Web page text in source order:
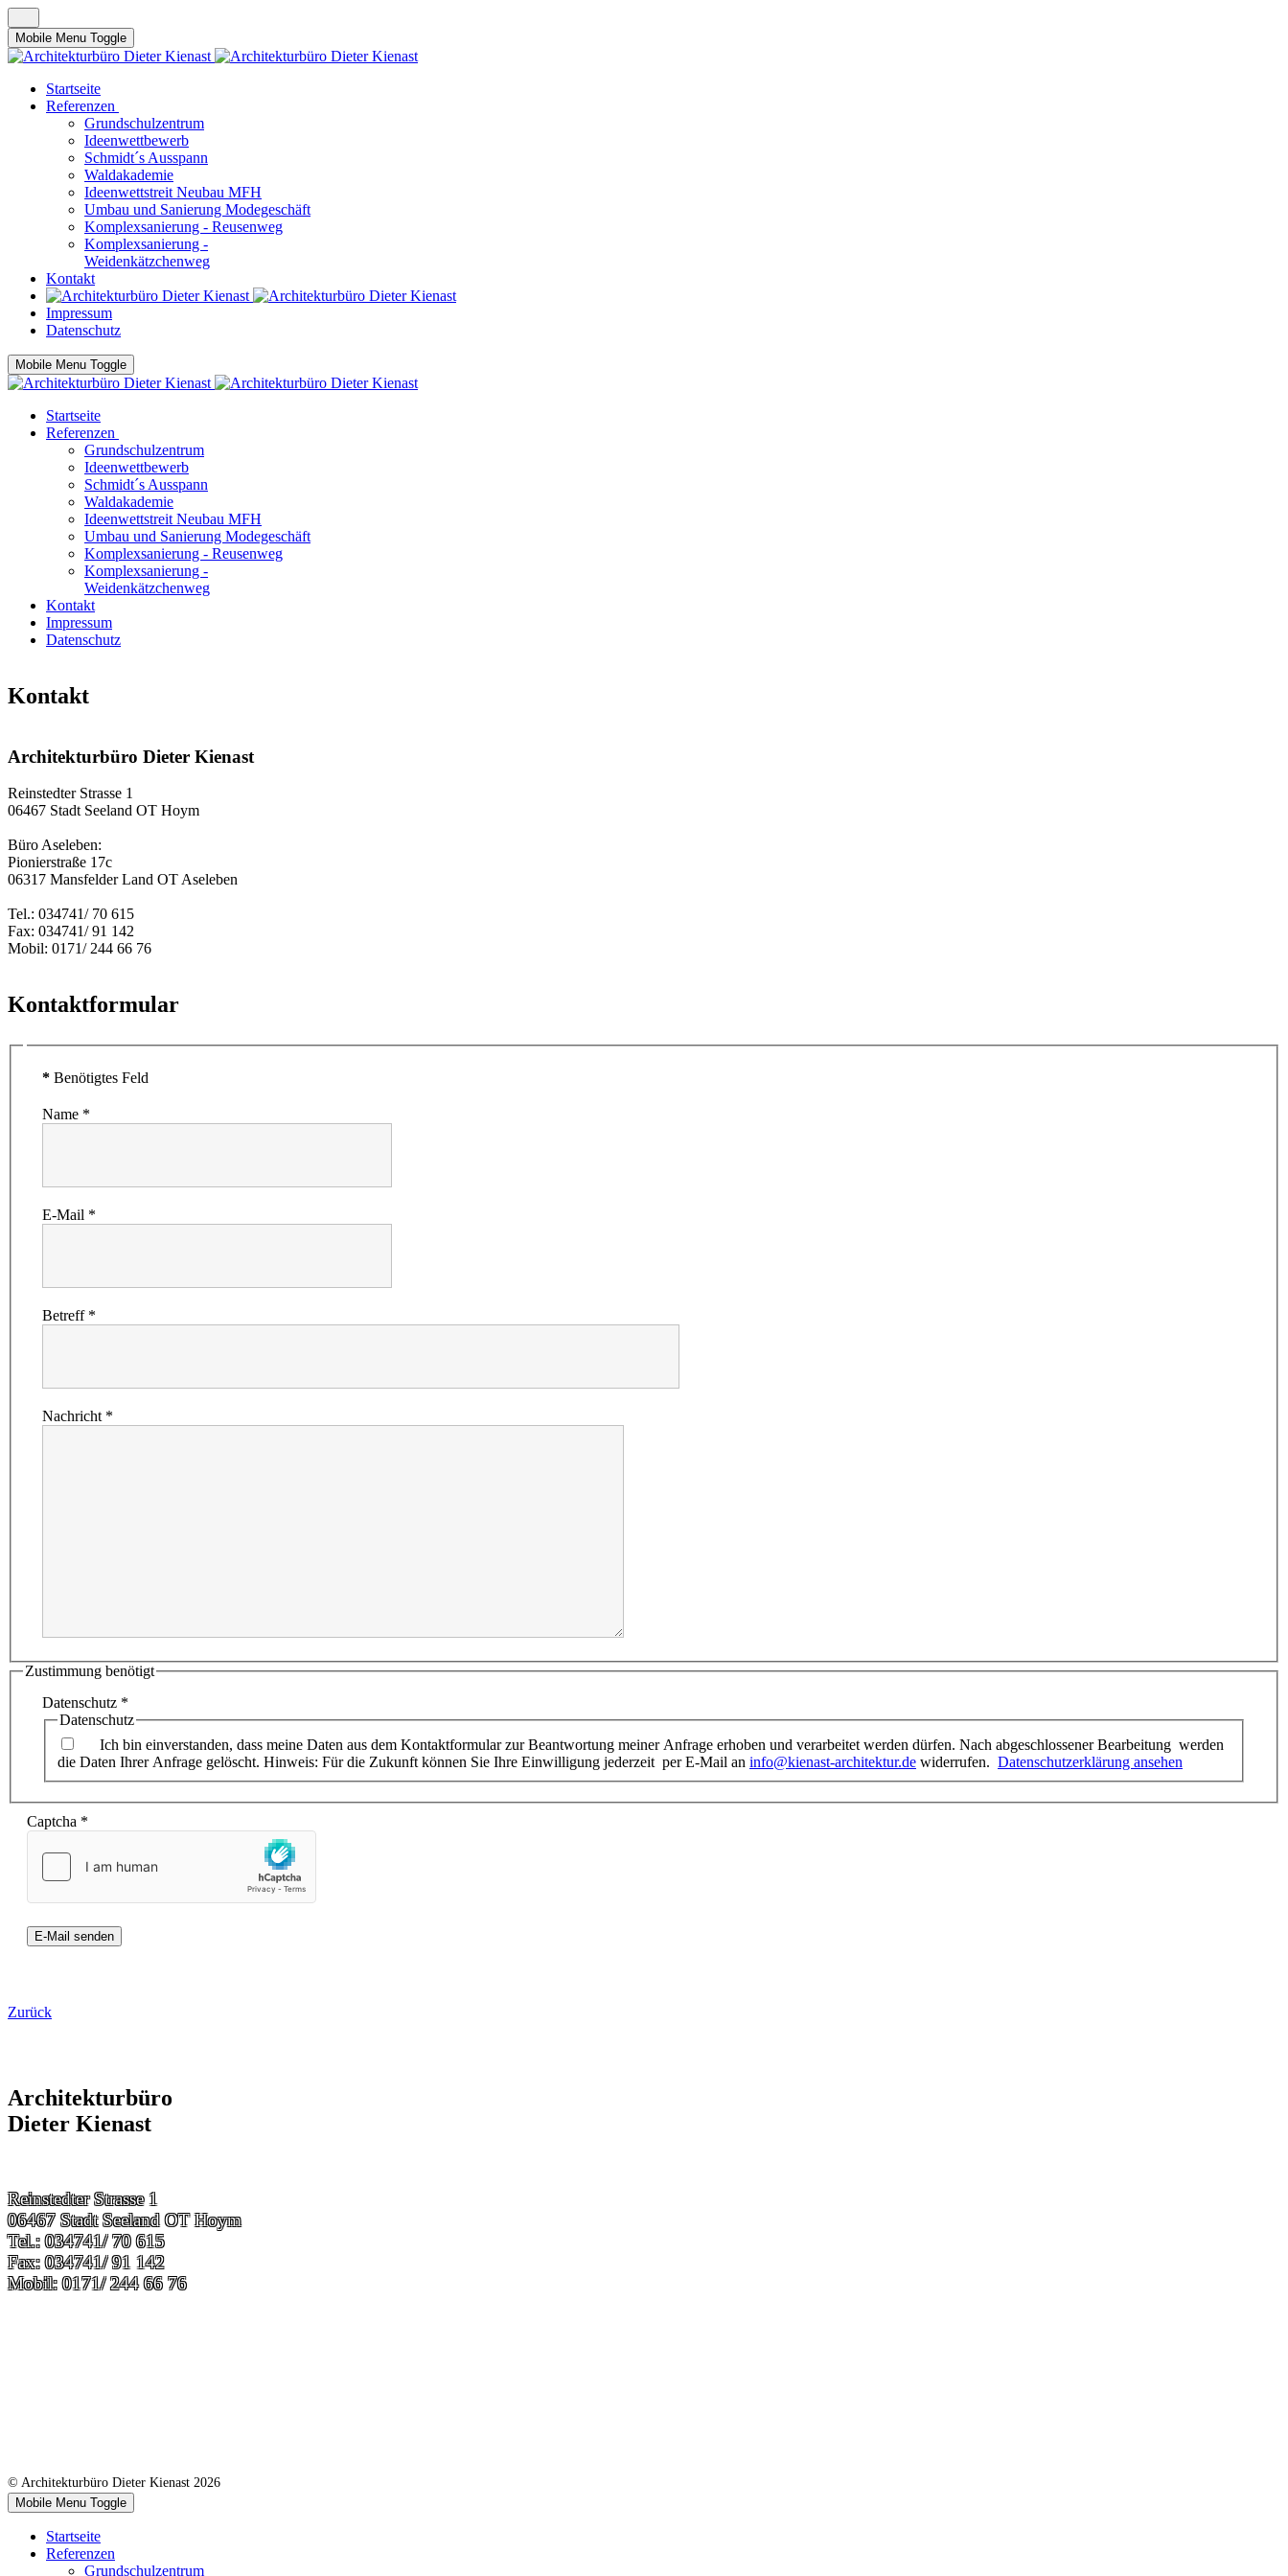
Mobile Menu Toggle
Startseite
Referenzen
Grundschulzentrum
Ideenwettbewerb
Schmidt´s Ausspann
Waldakademie
Ideenwettstreit Neubau MFH
Umbau und Sanierung Modegeschäft
Komplexsanierung - Reusenweg
Komplexsanierung -
Weidenkätzchenweg
Kontakt
Impressum
Datenschutz
Mobile Menu Toggle
Startseite
Referenzen
Grundschulzentrum
Ideenwettbewerb
Schmidt´s Ausspann
Waldakademie
Ideenwettstreit Neubau MFH
Umbau und Sanierung Modegeschäft
Komplexsanierung - Reusenweg
Komplexsanierung -
Weidenkätzchenweg
Kontakt
Impressum
Datenschutz
Kontakt
Architekturbüro Dieter Kienast
Reinstedter Strasse 1
06467 Stadt Seeland OT Hoym
Büro Aseleben:
Pionierstraße 17c
06317 Mansfelder Land OT Aseleben
Tel.: 034741/ 70 615
Fax: 034741/ 91 142
Mobil: 0171/ 244 66 76
Kontaktformular
* Benötigtes Feld
Name *
E-Mail *
Betreff*
Nachricht *
Zustimmung benötigt
Datenschutz *
Datenschutz
Ich bin einverstanden, dass meine Daten aus dem Kontaktformular zur Beantwortung meiner Anfrage erhoben und verarbeitet werden dürfen. Nach abgeschlossener Bearbeitung werden
die Daten Ihrer Anfrage gelöscht. Hinweis: Für die Zukunft können Sie Ihre Einwilligung jederzeit per E-Mail an info@kienast-architektur.de widerrufen. Datenschutzerklärung ansehen
Captcha *
E-Mail senden
Zurück
Architekturbüro
Dieter Kienast
Reinstedter Strasse 1
06467 Stadt Seeland OT Hoym
Tel.: 034741/ 70 615
Fax: 034741/ 91 142
Mobil: 0171/ 244 66 76
© Architekturbüro Dieter Kienast 2026
Mobile Menu Toggle
Startseite
Referenzen
Grundschulzentrum